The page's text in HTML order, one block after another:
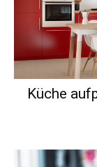
Küche